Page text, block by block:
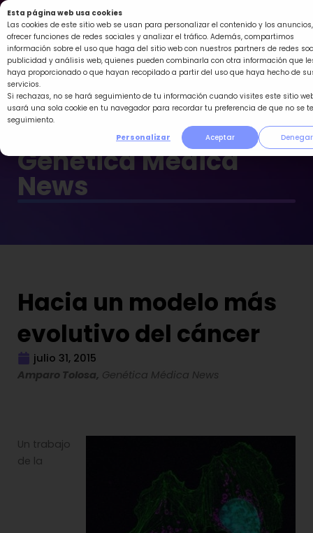
Esta página web usa cookies
Las cookies de este sitio web se usan para personalizar el contenido y los anuncios,
ofrecer funciones de redes sociales y analizar el tráfico. Además, compartimos
información sobre el uso que haga del sitio web con nuestros partners de redes
publicidad y análisis web, quienes pueden combinarla con otra información que
haya proporcionado o que hayan recopilado a partir del uso que haya hecho de
servicios.
Si rechazas, no se hará seguimiento de tu información cuando visites este sitio
usará una sola cookie en tu navegador para recordar tu preferencia de que no se
seguimiento.
Personalizar
Aceptar Denegar
Ir
al
contenido
Genética Médica
News
Hacia un modelo más
evolutivo del cáncer
julio 31, 2015
Amparo Tolosa, Genética Médica News
Un trabajo
de la